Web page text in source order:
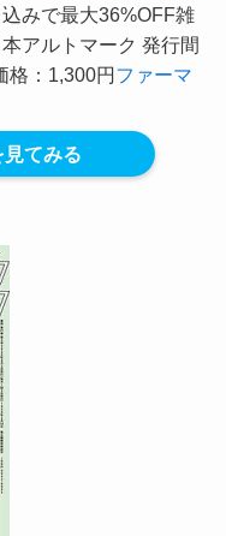
みで最大36%OFF雑
アルトマーク 発行間
格：1,300円 ファーマ
てみる